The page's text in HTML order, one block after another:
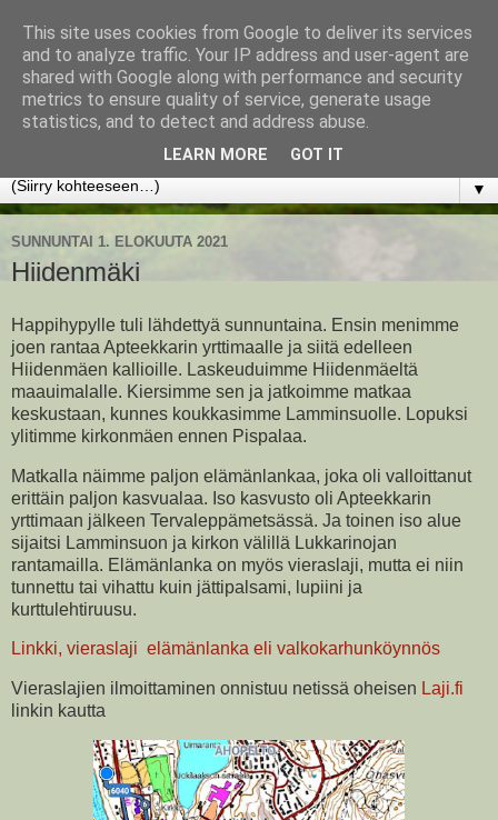
www.jyrkikokko.fi
Uusi Suunta - Jokainen hetki tarjoaa tilaisuuden muuttaa
▼
SUNNUNTAI 1. ELOKUUTA 2021
Hiidenmäki
Happihypylle tuli lähdettyä sunnuntaina. Ensin menimme
joen rantaa Apteekkarin yrttimaalle ja siitä edelleen
Hiidenmäen kallioille. Laskeuduimme Hiidenmäeltä
maauimalalle. Kiersimme sen ja jatkoimme matkaa
keskustaan, kunnes koukkasimme Lamminsuolle. Lopuksi
ylitimme kirkonmäen ennen Pispalaa.
Matkalla näimme paljon elämänlankaa, joka oli valloittanut
erittäin paljon kasvualaa. Iso kasvusto oli Apteekkarin
yrttimaan jälkeen Tervaleppämetsässä. Ja toinen iso alue
sijaitsi Lamminsuon ja kirkon välillä Lukkarinojan
rantamailla. Elämänlanka on myös vieraslaji, mutta ei niin
tunnettu tai vihattu kuin jättipalsami, lupiini ja
kurttulehtiruusu.
Linkki, vieraslaji elämänlanka eli valkokarhunköynnös
Vieraslajien ilmoittaminen onnistuu netissä oheisen Laji.fi
linkin kautta
This site uses cookies from Google to deliver its services
and to analyze traffic. Your IP address and user-agent are
shared with Google along with performance and security
metrics to ensure quality of service, generate usage
statistics, and to detect and address abuse.
LEARN MORE GOT IT